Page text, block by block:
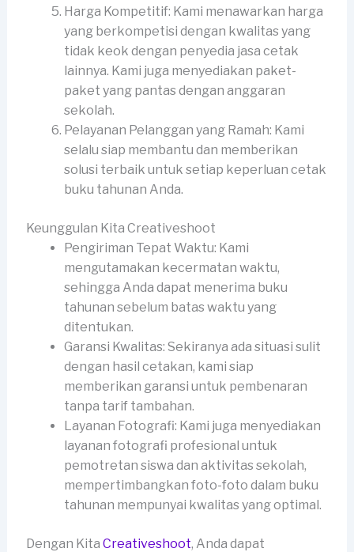
Harga Kompetitif: Kami menawarkan harga
yang berkompetisi dengan kwalitas yang
tidak keok dengan penyedia jasa cetak
lainnya. Kami juga menyediakan paket-
paket yang pantas dengan anggaran
sekolah.
Pelayanan Pelanggan yang Ramah: Kami
selalu siap membantu dan memberikan
solusi terbaik untuk setiap keperluan cetak
buku tahunan Anda.
Keunggulan Kita Creativeshoot
Pengiriman Tepat Waktu: Kami
mengutamakan kecermatan waktu,
sehingga Anda dapat menerima buku
tahunan sebelum batas waktu yang
ditentukan.
Garansi Kwalitas: Sekiranya ada situasi sulit
dengan hasil cetakan, kami siap
memberikan garansi untuk pembenaran
tanpa tarif tambahan.
Layanan Fotografi: Kami juga menyediakan
layanan fotografi profesional untuk
pemotretan siswa dan aktivitas sekolah,
mempertimbangkan foto-foto dalam buku
tahunan mempunyai kwalitas yang optimal.
Dengan Kita Creativeshoot, Anda dapat